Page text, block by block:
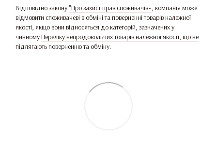
Відповідно закону "Про захист прав споживачів», компанія може
відмовити споживачеві в обміні та поверненні товарів належної
якості, якщо вони відносяться до категорій, зазначених у
чинномуПереліку непродовольчих товарів належної якості, що не
підлягають поверненню та обміну.